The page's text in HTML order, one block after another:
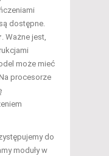
dostępne.
. Ważne jest,
może mieć
procesorze
do
moduły w